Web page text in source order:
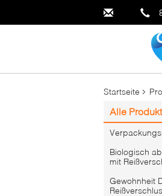
Startseite
Alle
Biologisch
mit
Gewohnheit